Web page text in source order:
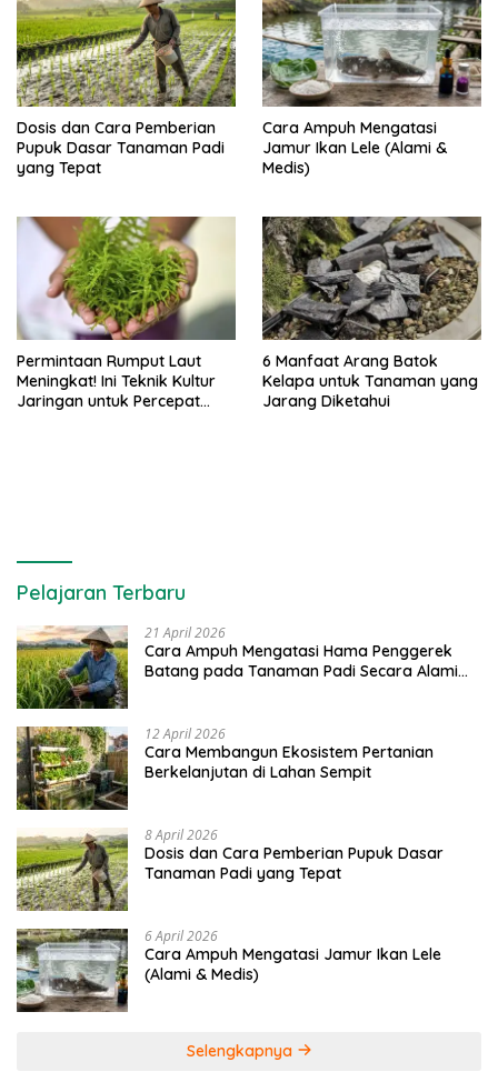
Dosis dan Cara Pemberian
Pupuk Dasar Tanaman Padi
yang Tepat
Cara Ampuh Mengatasi
Jamur Ikan Lele (Alami &
Medis)
Permintaan Rumput Laut
Meningkat! Ini Teknik Kultur
Jaringan untuk Percepat
6 Manfaat Arang Batok
Kelapa untuk Tanaman yang
Jarang Diketahui
Pelajaran Terbaru
21 April 2026
Cara Ampuh Mengatasi Hama Penggerek
Batang pada Tanaman Padi Secara Alami
12 April 2026
Cara Membangun Ekosistem Pertanian
Berkelanjutan di Lahan Sempit
8 April 2026
Dosis dan Cara Pemberian Pupuk Dasar
Tanaman Padi yang Tepat
6 April 2026
Cara Ampuh Mengatasi Jamur Ikan Lele
(Alami & Medis)
Selengkapnya